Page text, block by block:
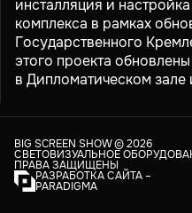
инсталляция и
комплекса в рамках
Государственного
этого проекта
в Дипломатическом зале
BIG SCREEN SHOW ©2026
СВЕТОВИЗУАЛЬНОЕ
ПРАВА ЗАЩИЩЕНЫ
РАЗРАБОТКА САЙТА –
PARADIGMA